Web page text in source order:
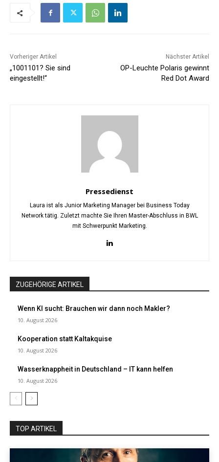
Vorheriger Artikel
„1001101? Sie sind
eingestellt!“
Nächster Artikel
OP-Leuchte Polaris gewinnt
Red Dot Award
Pressedienst
Laura ist als Junior Marketing Manager bei Business Today
Network tätig. Zuletzt machte Sie Ihren Master-Abschluss in BWL
mit Schwerpunkt Marketing.
ZUGEHÖRIGE ARTIKEL
Wenn KI sucht: Brauchen wir dann noch Makler?
10. August 2026
Kooperation statt Kaltakquise
10. August 2026
Wasserknappheit in Deutschland – IT kann helfen
10. August 2026
TOP ARTIKEL